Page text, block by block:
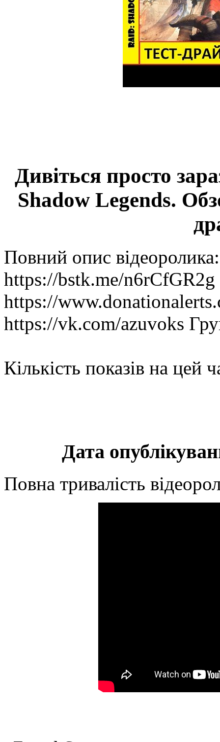
Дивіться просто
Shadow Legends.
Повний опис
https://bstk.me/
https://
https://vk.com/azuvoks
Кількість показів на цей
Дата
Повна тривалість